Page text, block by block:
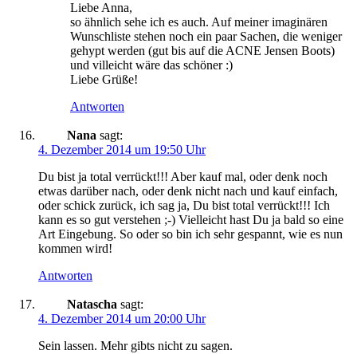
Liebe Anna,
so ähnlich sehe ich es auch. Auf meiner imaginären
Wunschliste stehen noch ein paar Sachen, die weniger
gehypt werden (gut bis auf die ACNE Jensen Boots)
und villeicht wäre das schöner :)
Liebe Grüße!
Antworten
Nana sagt:
4. Dezember 2014 um 19:50 Uhr
Du bist ja total verrückt!!! Aber kauf mal, oder denk noch
etwas darüber nach, oder denk nicht nach und kauf einfach,
oder schick zurück, ich sag ja, Du bist total verrückt!!! Ich
kann es so gut verstehen ;-) Vielleicht hast Du ja bald so eine
Art Eingebung. So oder so bin ich sehr gespannt, wie es nun
kommen wird!
Antworten
Natascha sagt:
4. Dezember 2014 um 20:00 Uhr
Sein lassen. Mehr gibts nicht zu sagen.